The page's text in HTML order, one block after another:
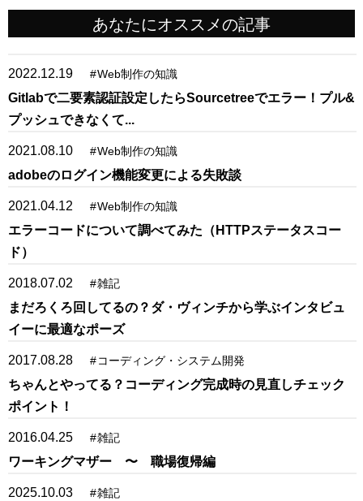
あなたにオススメの記事
2022.12.19 #Web制作の知識
Gitlabで二要素認証設定したらSourcetreeでエラー！プル&
プッシュできなくて...
2021.08.10 #Web制作の知識
adobeのログイン機能変更による失敗談
2021.04.12 #Web制作の知識
エラーコードについて調べてみた（HTTPステータスコー
ド）
2018.07.02 #雑記
まだろくろ回してるの？ダ・ヴィンチから学ぶインタビュ
イーに最適なポーズ
2017.08.28 #コーディング・システム開発
ちゃんとやってる？コーディング完成時の見直しチェック
ポイント！
2016.04.25 #雑記
ワーキングマザー 〜 職場復帰編
2025.10.03 #雑記